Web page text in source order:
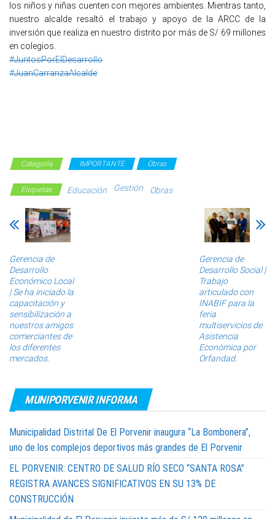
los niños y niñas cuenten con mejores ambientes. Mientras tanto,
nuestro alcalde resaltó el trabajo y apoyo de la ARCC de la
inversión que realiza en nuestro distrito por más de S/ 69 millones
en colegios.
#JuntosPorElDesarrollo
#JuanCarranzaAlcalde
Categoría IMPORTANTE Obras
Etiquetas Educación Gestión Obras
Gerencia de
Desarrollo
Económico Local
| Se ha iniciado la
capacitación y
sensibilización a
nuestros amigos
comerciantes de
los diferentes
mercados.
Gerencia de
Desarrollo Social |
Trabajo
articulado con
INABIF para la
feria
multiservicios de
Asistencia
Económica por
Orfandad.
MUNIPORVENIR INFORMA
Municipalidad Distrital De El Porvenir inaugura “La Bombonera”,
uno de los complejos deportivos más grandes de El Porvenir
EL PORVENIR: CENTRO DE SALUD RÍO SECO “SANTA ROSA”
REGISTRA AVANCES SIGNIFICATIVOS EN SU 13% DE
CONSTRUCCIÓN